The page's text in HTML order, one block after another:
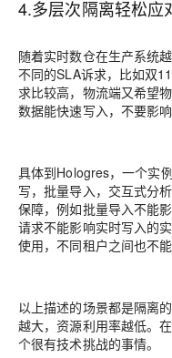
4.多层次隔离轻松应
随着实时数仓在生产系统
不同的SLA诉求，比如双
求比较高，物流端又希望
数据能快速写入，不要影
具体到Hologres，一个实
写，批量导入，交互式分
保障，例如批量导入不能
请求不能影响实时写入的
使用，不同租户之间也不能
以上描述的场景都是隔离
越大，资源利用率越低。
个很有技术挑战的事情。